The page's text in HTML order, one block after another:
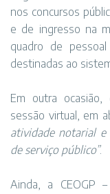
nos concursos
e de ingresso na
quadro de
destinadas ao
Em outra ocasião,
sessão virtual, em
atividade notarial
de serviço público”.
Ainda, a CEOGP